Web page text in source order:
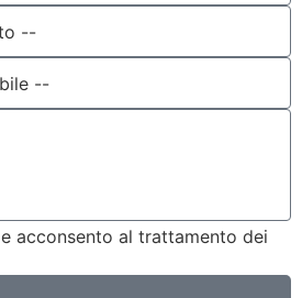
e acconsento al trattamento dei